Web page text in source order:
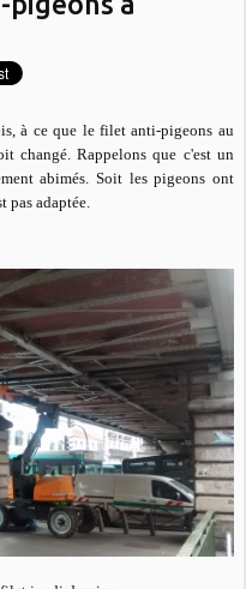
à ce que le filet anti-pigeons au
changé. Rappelons que c'est un
abimés. Soit les pigeons ont
pas adaptée.